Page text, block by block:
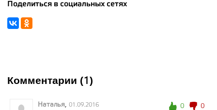
Поделиться в социальных сетях
Комментарии (1 )
Наталья, 01.09.2016 0 0